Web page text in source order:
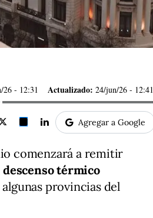
26 - 12:31 Actualizado: 24/jun/26 - 12:41
Agregar a Google
comenzará a remitir
descenso térmico
algunas provincias del